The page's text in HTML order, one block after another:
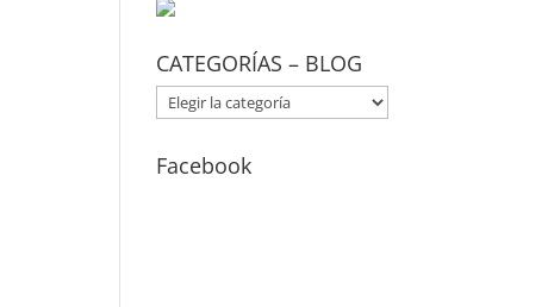
CATEGORÍAS – BLOG
CATEGORÍAS
–
BLOG
Facebook